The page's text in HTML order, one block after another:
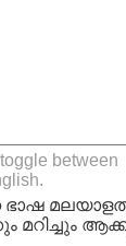
between
മറിച്ചും